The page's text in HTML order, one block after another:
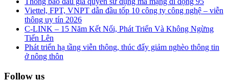
Viettel, FPT, VNPT dẫn đầu tốp 10 công ty công nghệ – viễn
thông uy tín 2026
C-LINK – 15 Năm Kết Nối, Phát Triển Và Không Ngừng
Tiến Lên
Phát triển hạ tầng viễn thông, thúc đẩy giảm nghèo thông tin
ở nông thôn
Follow us